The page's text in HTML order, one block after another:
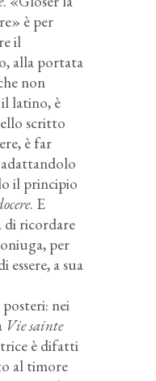
è per
il
alla portata
non
il latino, è
scritto
è far
il principio
. E
di ricordare
per
essere, a sua
nei
Vie sainte
è difatti
al timore